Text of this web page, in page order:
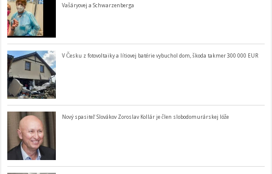
Vašáryovej a Schwarzenberga
V Česku z fotovoltaiky a lítiovej batérie vybuchol dom, škoda takmer 300 000 EUR
Nový spasiteľ Slovákov Zoroslav Kollár je člen slobodomurárskej lóže